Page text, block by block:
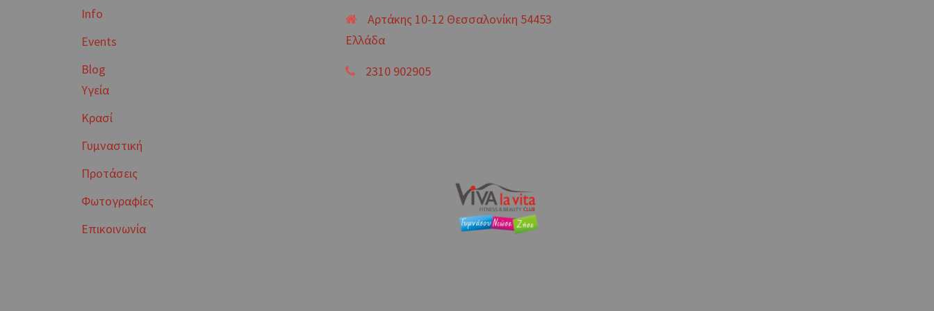
Info
Events
Blog
Υγεία
Κρασί
Γυμναστική
Προτάσεις
Φωτογραφίες
Επικοινωνία
Αρτάκης 10-12 Θεσσαλονίκη 54453
Ελλάδα
2310 902905